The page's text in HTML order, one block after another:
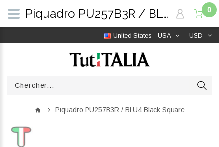
USD
United States - USA
0
Piquadro PU257B3R / BLU4 Black Square
Piquadro PU257B3R / BLU4 Black Square | TutITALIA